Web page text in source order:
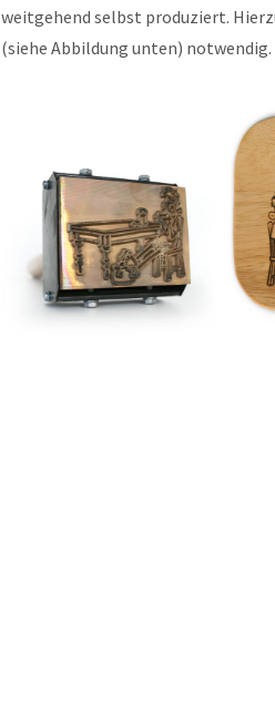
weitgehend selbst produziert.
(siehe Abbildung unten) notwendig.